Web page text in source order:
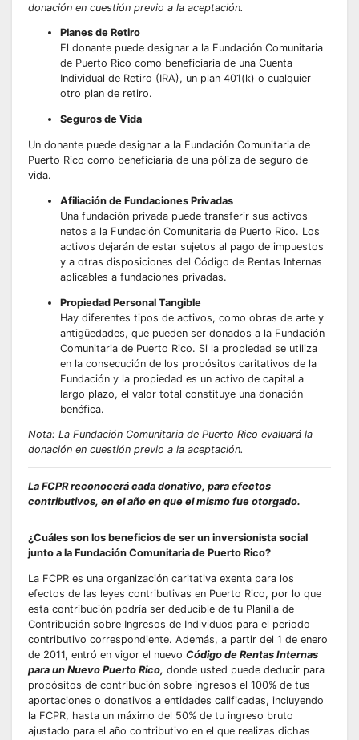
donación en cuestión previo a la aceptación.
Planes de Retiro
El donante puede designar a la Fundación Comunitaria
de Puerto Rico como beneficiaria de una Cuenta
Individual de Retiro (IRA), un plan 401(k) o cualquier
otro plan de retiro.
Seguros de Vida
Un donante puede designar a la Fundación Comunitaria de
Puerto Rico como beneficiaria de una póliza de seguro de
vida.
Afiliación de Fundaciones Privadas
Una fundación privada puede transferir sus activos
netos a la Fundación Comunitaria de Puerto Rico. Los
activos dejarán de estar sujetos al pago de impuestos
y a otras disposiciones del Código de Rentas Internas
aplicables a fundaciones privadas.
Propiedad Personal Tangible
Hay diferentes tipos de activos, como obras de arte y
antigüedades, que pueden ser donados a la Fundación
Comunitaria de Puerto Rico. Si la propiedad se utiliza
en la consecución de los propósitos caritativos de la
Fundación y la propiedad es un activo de capital a
largo plazo, el valor total constituye una donación
benéfica.
Nota: La Fundación Comunitaria de Puerto Rico evaluará la
donación en cuestión previo a la aceptación.
La FCPR reconocerá cada donativo, para efectos
contributivos, en el año en que el mismo fue otorgado.
¿Cuáles son los beneficios de ser un inversionista social
junto a la Fundación Comunitaria de Puerto Rico?
La FCPR es una organización caritativa exenta para los
efectos de las leyes contributivas en Puerto Rico, por lo que
esta contribución podría ser deducible de tu Planilla de
Contribución sobre Ingresos de Individuos para el periodo
contributivo correspondiente. Además, a partir del 1 de enero
de 2011, entró en vigor el nuevo Código de Rentas Internas
para un Nuevo Puerto Rico, donde usted puede deducir para
propósitos de contribución sobre ingresos el 100% de tus
aportaciones o donativos a entidades calificadas, incluyendo
la FCPR, hasta un máximo del 50% de tu ingreso bruto
ajustado para el año contributivo en el que realizas dichas